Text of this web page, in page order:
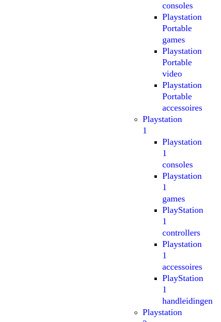
consoles
Playstation
Portable
games
Playstation
Portable
video
Playstation
Portable
accessoires
Playstation
1
Playstation
1
consoles
Playstation
1
games
PlayStation
1
controllers
Playstation
1
accessoires
PlayStation
1
handleidingen
Playstation